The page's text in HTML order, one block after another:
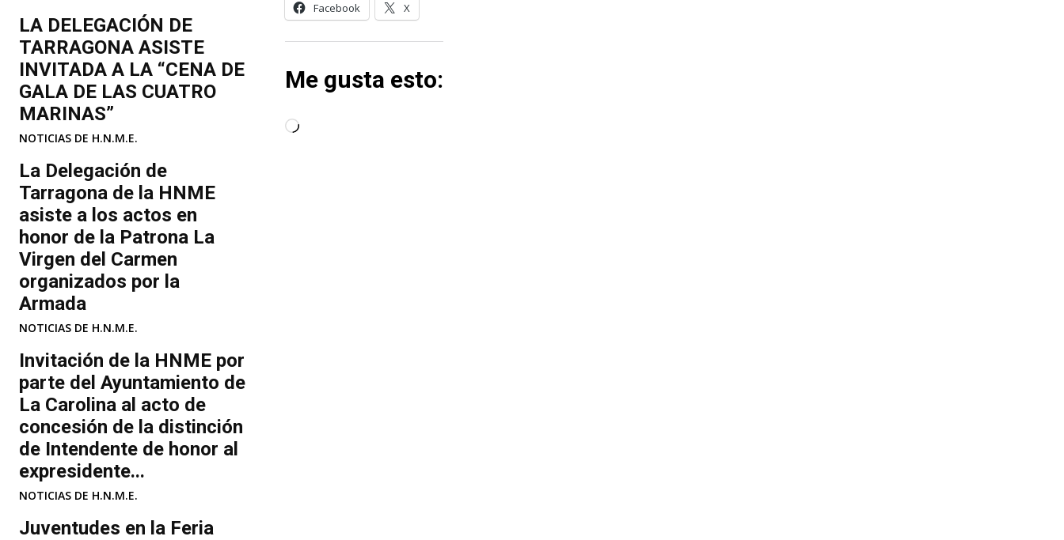
LA DELEGACIÓN DE
TARRAGONA ASISTE
INVITADA A LA “CENA DE
GALA DE LAS CUATRO
MARINAS”
NOTICIAS DE H.N.M.E.
La Delegación de
Tarragona de la HNME
asiste a los actos en
honor de la Patrona La
Virgen del Carmen
organizados por la
Armada
NOTICIAS DE H.N.M.E.
Invitación de la HNME por
parte del Ayuntamiento de
La Carolina al acto de
concesión de la distinción
de Intendente de honor al
expresidente...
NOTICIAS DE H.N.M.E.
Juventudes en la Feria
Facebook X
Me gusta esto:
C